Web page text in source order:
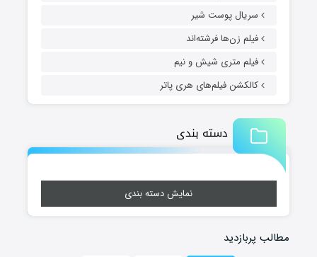
سریال پوست شیر
فیلم زن‌ها فرشته‌اند
فیلم متری شیش و نیم
کالکشن فیلم‌های هری پاتر
دسته بندی
نمایش دسته بندی
مطالب پربازدید